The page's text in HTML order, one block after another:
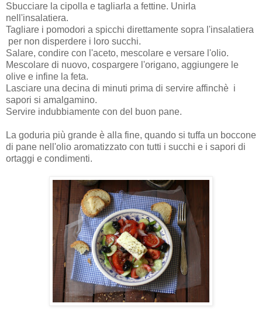
Sbucciare la cipolla e tagliarla a fettine. Unirla
nell'insalatiera.
Tagliare i pomodori a spicchi direttamente sopra l'insalatiera
per non disperdere i loro succhi.
Salare, condire con l'aceto, mescolare e versare l'olio.
Mescolare di nuovo, cospargere l'origano, aggiungere le
olive e infine la feta.
Lasciare una decina di minuti prima di servire affinchè i
sapori si amalgamino.
Servire indubbiamente con del buon pane.
La goduria più grande è alla fine, quando si tuffa un boccone
di pane nell'olio aromatizzato con tutti i succhi e i sapori di
ortaggi e condimenti.